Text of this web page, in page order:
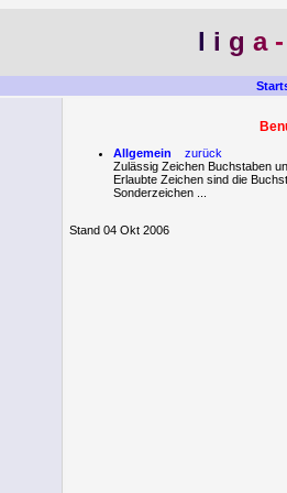
l i g a
Allgemein
zurück
Zulässig Zeichen Buchstaben
Erlaubte Zeichen sind die
Sonderzeichen ...
Stand 04 Okt 2006